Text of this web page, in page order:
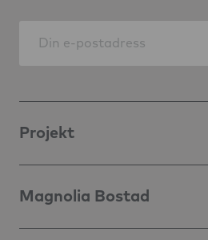
Projekt
Magnolia Bostad